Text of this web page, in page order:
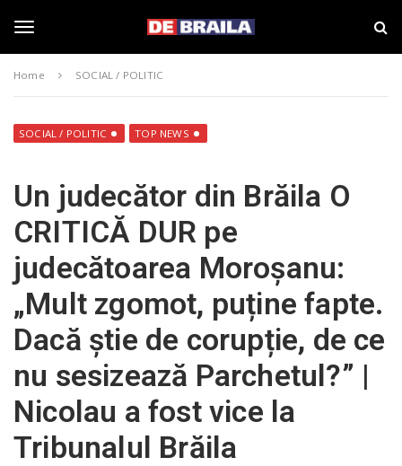
g
l
e
n
a
i
a
a
–
d
e
b
r
a
i
l
a
.
r
o
Home SOCIAL / POLITIC
SOCIAL / POLITIC TOP NEWS
Un judecător din Brăila O
CRITICĂ DUR pe
judecătoarea Moroșanu:
„Mult zgomot, puține fapte.
Dacă știe de corupție, de ce
nu sesizează Parchetul?” |
Nicolau a fost vice la
Tribunalul Brăila